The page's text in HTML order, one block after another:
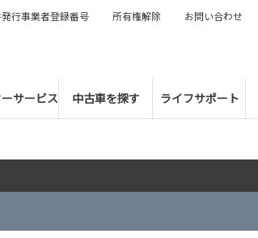
サービス 中古車を探す ライフサポート
行事業者登録番号 所有権解除 お問い合わせ